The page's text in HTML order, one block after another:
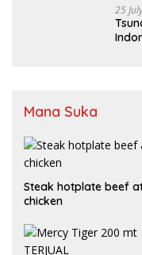
25
Mana Suka
Steak hotplate beef
chicken